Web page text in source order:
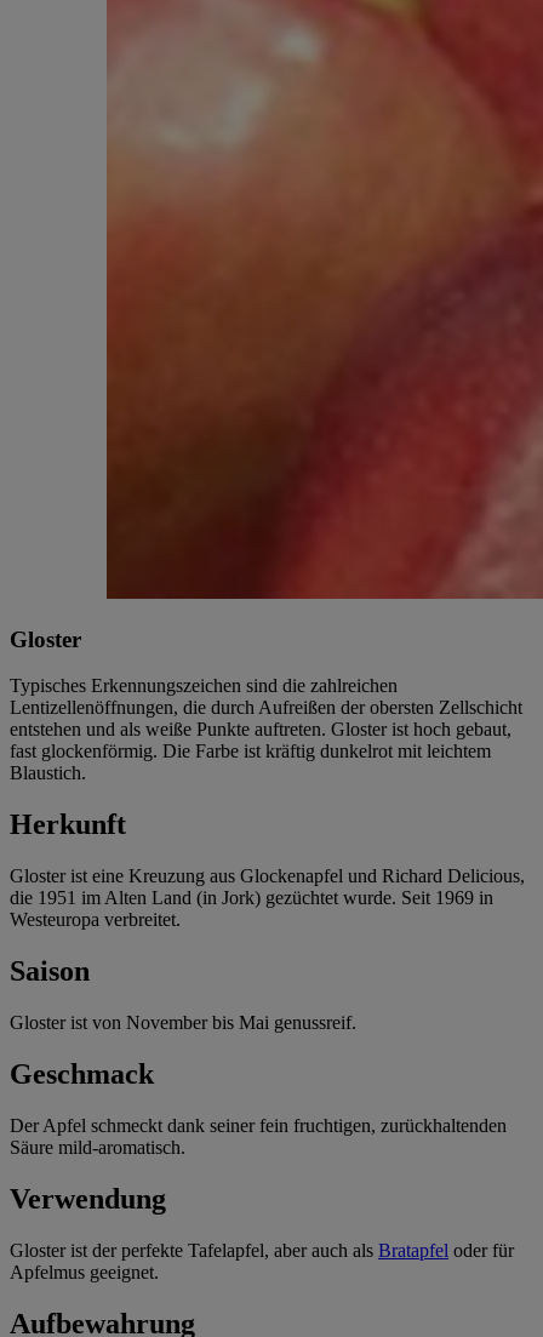
Gloster
Typisches Erkennungszeichen sind die zahlreichen
Lentizellenöffnungen, die durch Aufreißen der obersten Zellschicht
entstehen und als weiße Punkte auftreten. Gloster ist hoch gebaut,
fast glockenförmig. Die Farbe ist kräftig dunkelrot mit leichtem
Blaustich.
Herkunft
Gloster ist eine Kreuzung aus Glockenapfel und Richard Delicious,
die 1951 im Alten Land (in Jork) gezüchtet wurde. Seit 1969 in
Westeuropa verbreitet.
Saison
Gloster ist von November bis Mai genussreif.
Geschmack
Der Apfel schmeckt dank seiner fein fruchtigen, zurückhaltenden
Säure mild-aromatisch.
Verwendung
Gloster ist der perfekte Tafelapfel, aber auch als Bratapfel oder für
Apfelmus geeignet.
Aufbewahrung